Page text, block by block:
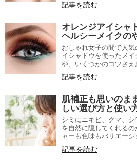
記事を読む
オレンジアイシャ
ヘルシーメイクの
おしゃれ女子の間で人
イシャドウを使ったメ
や、いくつかのコツさ
記事を読む
肌補正も思いのま
しい選び方と使い
シミにニキビ、クマ、
を自然に隠してくれる
ャーも色味もバリエー
記事を読む